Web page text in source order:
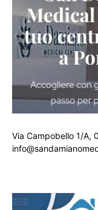
Via Campobello 1/A,